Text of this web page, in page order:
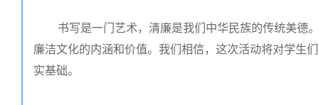
书写是一门艺术，清廉是我们中华民族的传统美德
廉洁文化的内涵和价值。我们相信，这次活动将对学生
实基础。